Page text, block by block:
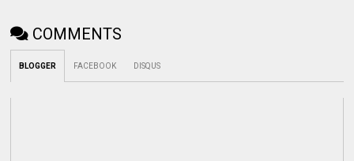
COMMENTS
BLOGGER FACEBOOK DISQUS